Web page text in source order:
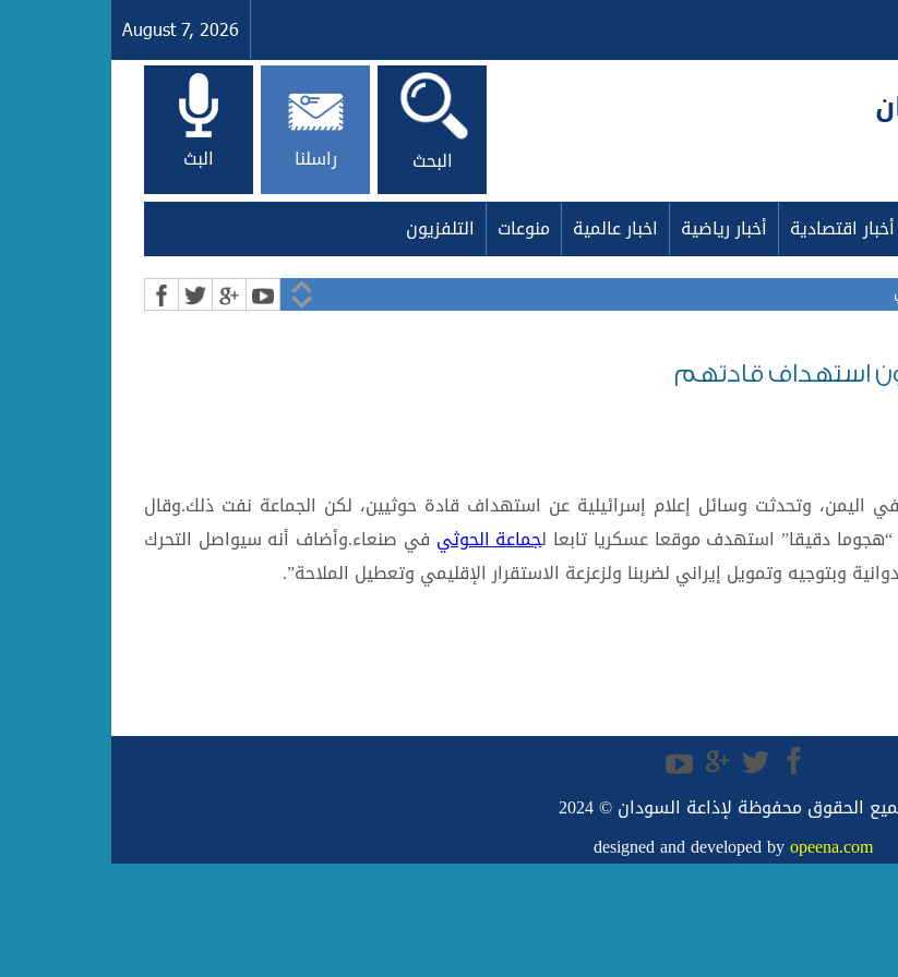
August 7, 2026
البث راسلنا البحث
أخبار اقتصادية أخبار رياضية اخبار عالمية منوعات التلفزيون
استهداف قادتهم
اليمن، وتحدثت وسائل إعلام إسرائيلية عن استهداف قادة حوثيين، لكن الجماعة نفت ذلك.وقال
دقيقا” استهدف موقعا عسكريا تابعا لجماعة الحوثي في صنعاء.وأضاف أنه سيواصل التحرك
وبتوجيه وتمويل إيراني لضربنا ولزعزعة الاستقرار الإقليمي وتعطيل الملاحة”.
الحقوق محفوظة لإذاعة السودان © 2024
designed and developed byopeena.com